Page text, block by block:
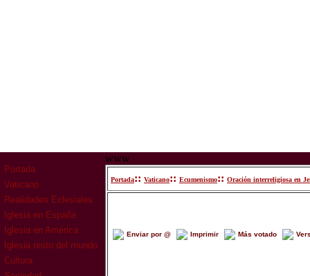
Portada
Vaticano
Realidades Eclesiales
Iglesia en España
Iglesia en América
Iglesia resto del mundo
Cultura
www
Portada:: Vaticano:: Ecumenismo:: Oración interreligiosa en
Enviar por @ Imprimir Más votado